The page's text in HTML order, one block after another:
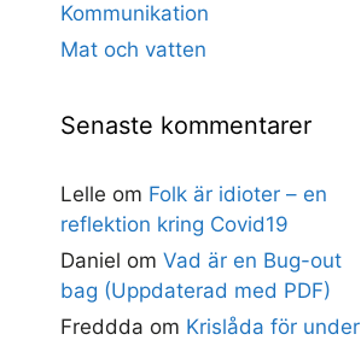
Kommunikation
Mat och vatten
Senaste kommentarer
Lelle om Folk är idioter – en
reflektion kring Covid19
Daniel om Vad är en Bug-out
bag (Uppdaterad med PDF)
Freddda om Krislåda för under